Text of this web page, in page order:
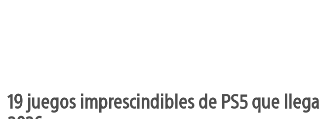
19 juegos imprescindibles de PS5 que